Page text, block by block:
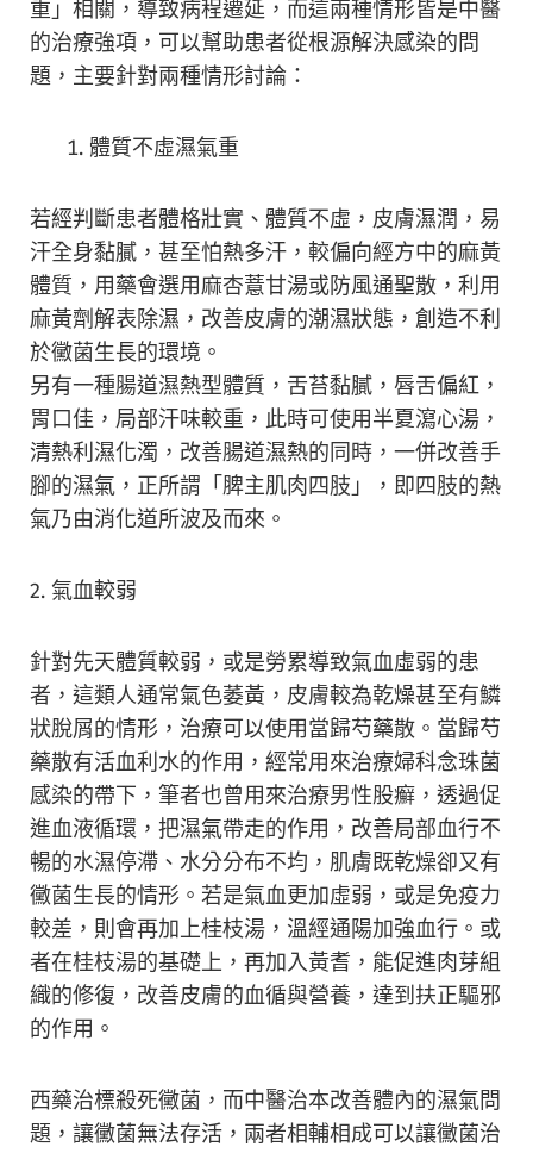
重」相關，導致病程遷延，而這兩種情形皆是中醫
的治療強項，可以幫助患者從根源解決感染的問
題，主要針對兩種情形討論：
體質不虛濕氣重
若經判斷患者體格壯實、體質不虛，皮膚濕潤，易
汗全身黏膩，甚至怕熱多汗，較偏向經方中的麻黃
體質，用藥會選用麻杏薏甘湯或防風通聖散，利用
麻黃劑解表除濕，改善皮膚的潮濕狀態，創造不利
於黴菌生長的環境。
另有一種腸道濕熱型體質，舌苔黏膩，唇舌偏紅，
胃口佳，局部汗味較重，此時可使用半夏瀉心湯，
清熱利濕化濁，改善腸道濕熱的同時，一併改善手
腳的濕氣，正所謂「脾主肌肉四肢」，即四肢的熱
氣乃由消化道所波及而來。
2. 氣血較弱
針對先天體質較弱，或是勞累導致氣血虛弱的患
者，這類人通常氣色萎黃，皮膚較為乾燥甚至有鱗
狀脫屑的情形，治療可以使用當歸芍藥散。當歸芍
藥散有活血利水的作用，經常用來治療婦科念珠菌
感染的帶下，筆者也曾用來治療男性股癬，透過促
進血液循環，把濕氣帶走的作用，改善局部血行不
暢的水濕停滯、水分分布不均，肌膚既乾燥卻又有
黴菌生長的情形。若是氣血更加虛弱，或是免疫力
較差，則會再加上桂枝湯，溫經通陽加強血行。或
者在桂枝湯的基礎上，再加入黃耆，能促進肉芽組
織的修復，改善皮膚的血循與營養，達到扶正驅邪
的作用。
西藥治標殺死黴菌，而中醫治本改善體內的濕氣問
題，讓黴菌無法存活，兩者相輔相成可以讓黴菌治